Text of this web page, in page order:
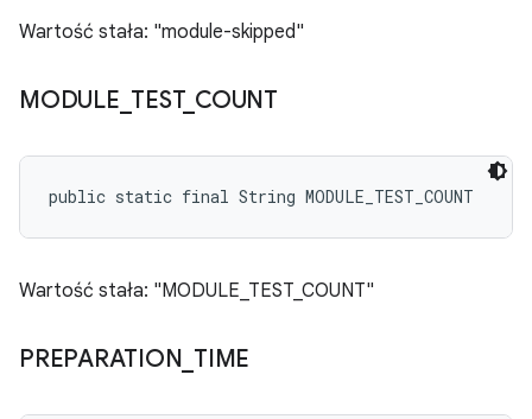
Wartość stała: "module-skipped"
MODULE TEST_ COUNT
public static final String MODULE_TEST_COUNT
Wartość stała: "MODULE_TEST_COUNT"
PREPARATION TIME